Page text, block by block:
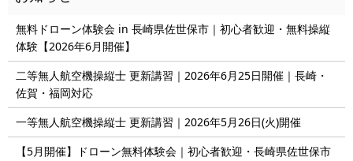
無料ドローン体験会 in 長崎県佐世保市｜初心者歓迎・無料操縦
体験【2026年6月開催】
二等無人航空機操縦士 更新講習｜2026年6月25日開催｜長崎・
佐賀・福岡対応
一等無人航空機操縦士 更新講習｜2026年5月26日(火)開催
【5月開催】ドローン無料体験会｜初心者歓迎・長崎県佐世保市